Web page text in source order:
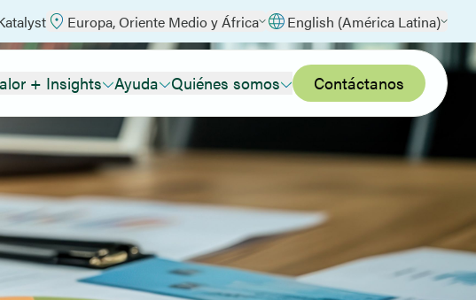
Europa, Oriente Medio y África English (América Latina)
+ Insights Ayuda Quiénes somos Contáctanos